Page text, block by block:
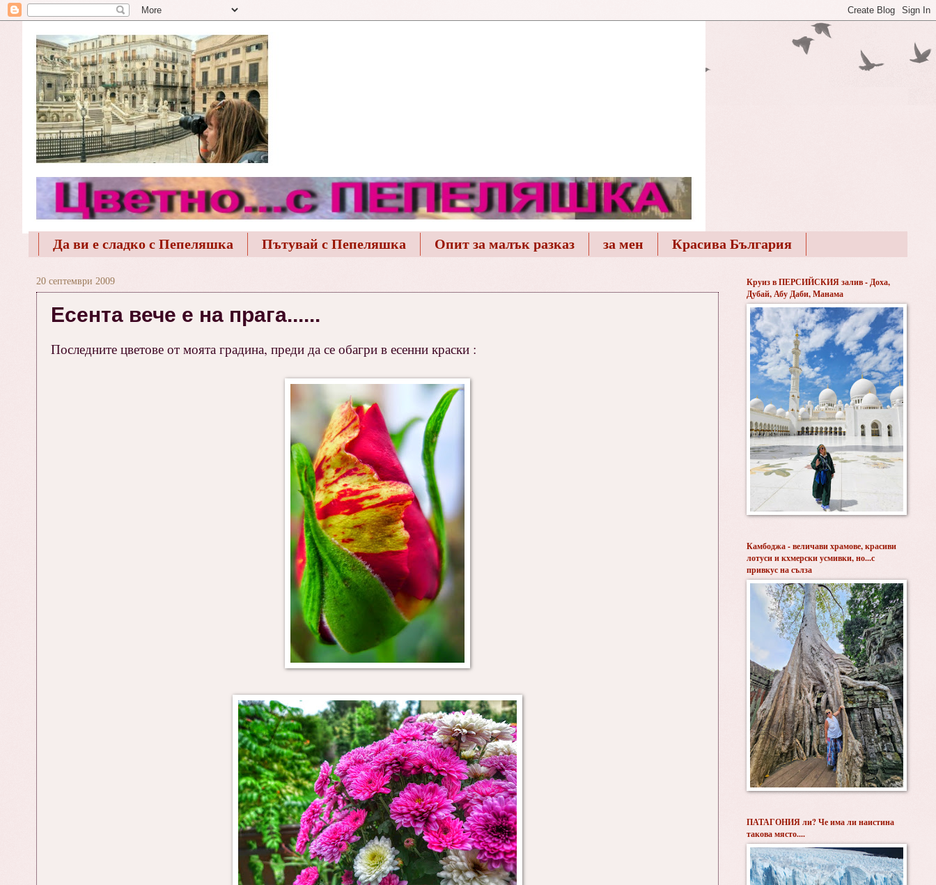
Да ви е сладко с Пепеляшка Пътувай с Пепеляшка Опит за малък разказ за мен Красива България
20 септември 2009
Есента вече е на прага......
Последните цветове от моята градина, преди да се обагри в есенни краски :
Круиз в ПЕРСИЙСКИЯ залив - Доха,
Дубай, Абу Даби, Манама
Камбоджа - величави храмове, красиви
лотуси и кхмерски усмивки, но...с
привкус на сълза
ПАТАГОНИЯ ли? Че има ли наистина
такова място....